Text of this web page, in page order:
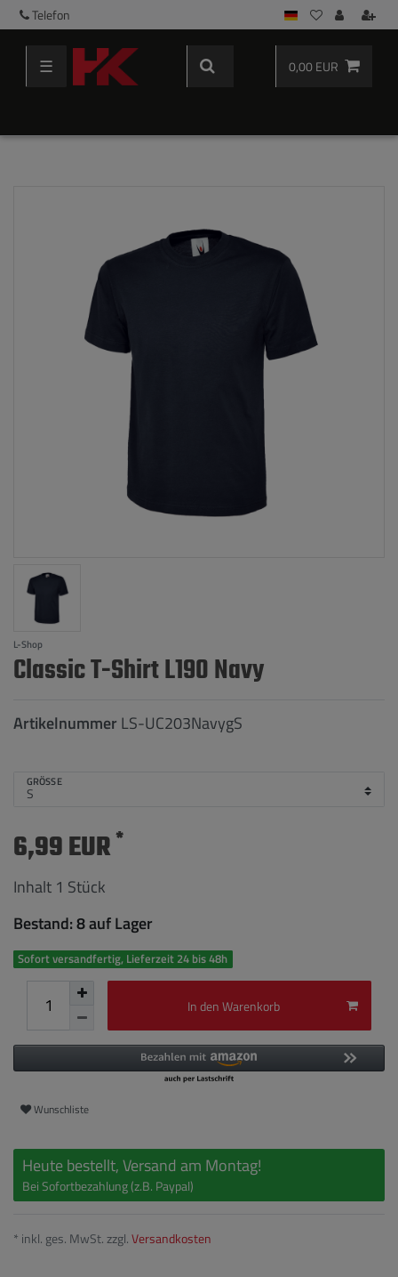
Telefon
☰ 0,00 EUR
L-Shop
Classic T-Shirt L190 Navy
Artikelnummer LS-UC203NavygS
GRÖSSE
6,99 EUR*
Inhalt 1 Stück
Bestand: 8 auf Lager
Sofort versandfertig, Lieferzeit 24 bis 48h
In den Warenkorb
Wunschliste
Heute bestellt, Versand am Montag!
Bei Sofortbezahlung (z.B. Paypal)
* inkl. ges. MwSt. zzgl.Versandkosten